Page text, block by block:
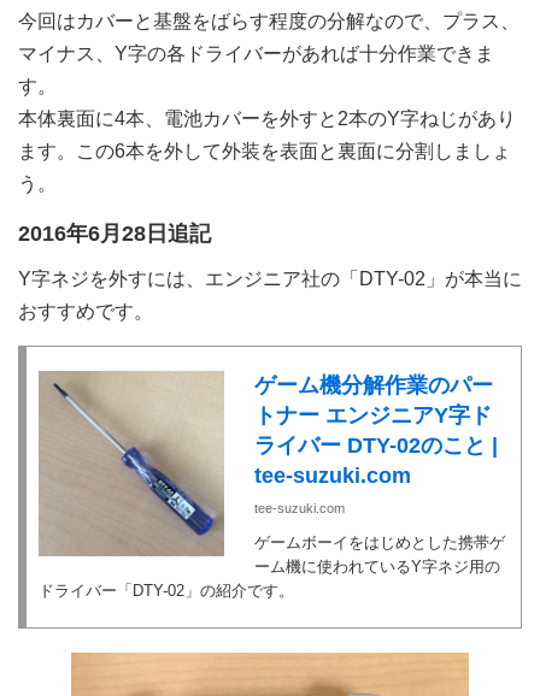
今回はカバーと基盤をばらす程度の分解なので、プラス、
マイナス、Y字の各ドライバーがあれば十分作業できま
す。
本体裏面に4本、電池カバーを外すと2本のY字ねじがあり
ます。この6本を外して外装を表面と裏面に分割しましょ
う。
2016年6月28日追記
Y字ネジを外すには、エンジニア社の「DTY-02」が本当に
おすすめです。
ゲーム機分解作業のパー
トナー エンジニアY字ド
ライバー DTY-02のこと |
tee-suzuki.com
tee-suzuki.com
ゲームボーイをはじめとした携帯ゲ
ーム機に使われているY字ネジ用の
ドライバー「DTY-02」の紹介です。